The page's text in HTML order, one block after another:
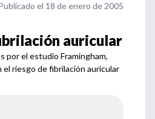
el 18 de enero de 2005
auricular
por el estudio Framingham,
riesgo de fibrilación auricular